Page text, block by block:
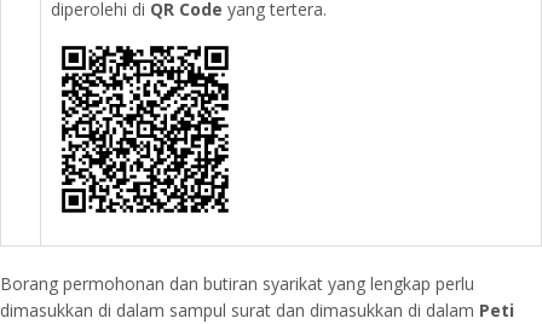
diperolehi di QR Code yang tertera.
Borang permohonan dan butiran syarikat yang lengkap perlu
dimasukkan di dalam sampul surat dan dimasukkan di dalam Peti